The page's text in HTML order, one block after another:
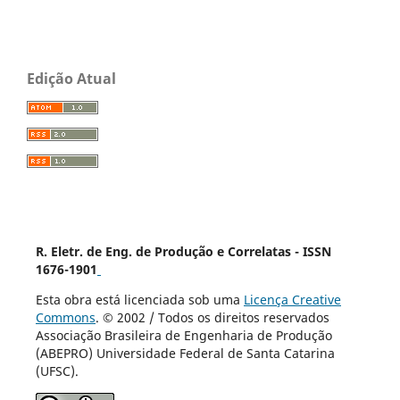
Edição Atual
R. Eletr. de Eng. de Produção e Correlatas - ISSN
1676-1901
Esta obra está licenciada sob uma Licença Creative
Commons. © 2002 / Todos os direitos reservados
Associação Brasileira de Engenharia de Produção
(ABEPRO) Universidade Federal de Santa Catarina
(UFSC).